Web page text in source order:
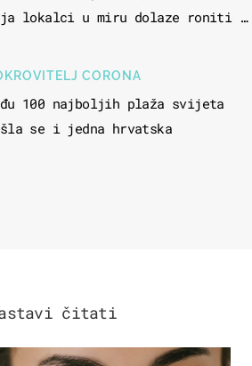
lokalci u miru dolaze roniti i
CORONA
100 najboljih plaža svijeta
se i jedna hrvatska
čitati